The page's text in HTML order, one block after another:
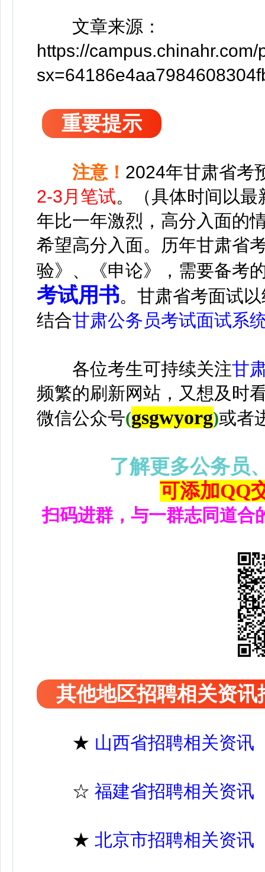
文章来源：
https://
重要提示
注意！ 2024年甘肃省考
2-3月笔试。（具体时间以
年比一年激烈，高分入面的
希望高分入面。 历年甘肃省
验》、《申论》，需要备考
考试用书。甘肃省考面试
结合甘肃公务员考试面试系
各位考生可持续关注甘
频繁的刷新网站，又想及时
微信公众号(gsgwyorg)或者
了解更多公务员
可添加QQ
扫码进群，与一群志同道合
其他地区招聘相关资讯
★ 山西省招聘相关资讯
☆ 福建省招聘相关资讯
★ 北京市招聘相关资讯